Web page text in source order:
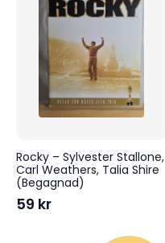
Rocky – Sylvester Stallone,
Carl Weathers, Talia Shire
(Begagnad)
59 kr